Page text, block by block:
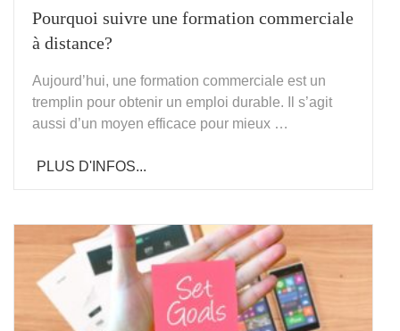
Pourquoi suivre une formation commerciale
à distance?
Aujourd’hui, une formation commerciale est un
tremplin pour obtenir un emploi durable. Il s’agit
aussi d’un moyen efficace pour mieux …
PLUS D'INFOS...